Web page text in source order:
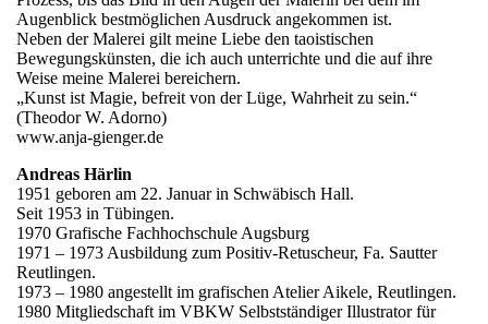
Augenblick bestmöglichen Ausdruck angekommen ist.
Neben der Malerei gilt meine Liebe den taoistischen
Bewegungskünsten, die ich auch unterrichte und die auf ihre
Weise meine Malerei bereichern.
„Kunst ist Magie, befreit von der Lüge, Wahrheit zu sein.“
(Theodor W. Adorno)
www.anja-gienger.de
Andreas Härlin
1951 geboren am 22. Januar in Schwäbisch Hall.
Seit 1953 in Tübingen.
1970 Grafische Fachhochschule Augsburg
1971 – 1973 Ausbildung zum Positiv-Retuscheur, Fa. Sautter
Reutlingen.
1973 – 1980 angestellt im grafischen Atelier Aikele, Reutlingen.
1980 Mitgliedschaft im VBKW Selbstständiger Illustrator für